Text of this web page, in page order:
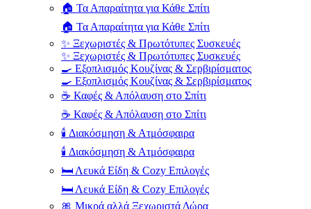
🏠 Τα Απαραίτητα για Κάθε Σπίτι
🏠 Τα Απαραίτητα για Κάθε Σπίτι
✨ Ξεχωριστές & Πρωτότυπες Συσκευές
✨ Ξεχωριστές & Πρωτότυπες Συσκευές
🍳 Εξοπλισμός Κουζίνας & Σερβιρίσματος
🍳 Εξοπλισμός Κουζίνας & Σερβιρίσματος
☕ Καφές & Απόλαυση στο Σπίτι
☕ Καφές & Απόλαυση στο Σπίτι
🕯️ Διακόσμηση & Ατμόσφαιρα
🕯️ Διακόσμηση & Ατμόσφαιρα
🛏️ Λευκά Είδη & Cozy Επιλογές
🛏️ Λευκά Είδη & Cozy Επιλογές
🎀 Μικρά αλλά Ξεχωριστά Δώρα